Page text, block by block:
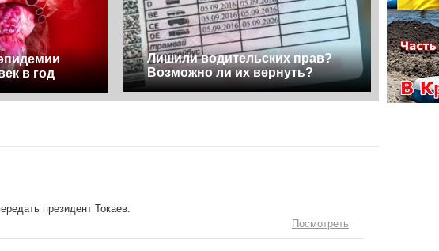
в год
Лишили водительских прав?
Возможно ли их вернуть?
президент Токаев.
Посмотреть